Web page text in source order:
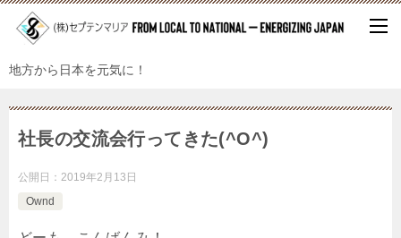
地方から日本を元気に！
社長の交流会行ってきた(^O^)
公開日： 2019年2月13日
Ownd